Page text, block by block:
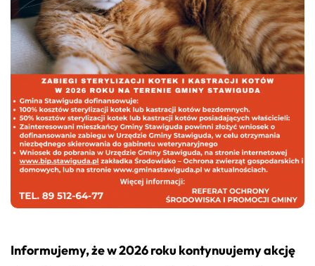
Informujemy, że w 2026 roku kontynuujemy akcję